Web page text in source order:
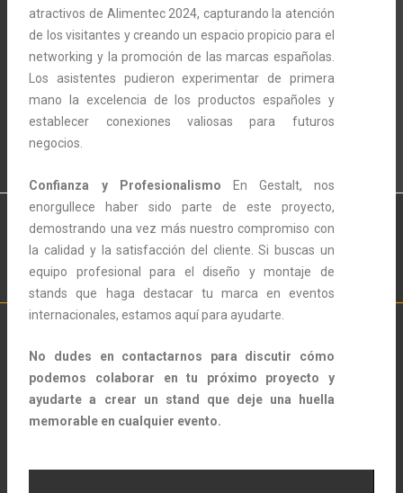
atractivos de Alimentec 2024, capturando la atención
de los visitantes y creando un espacio propicio para el
networking y la promoción de las marcas españolas.
Los asistentes pudieron experimentar de primera
mano la excelencia de los productos españoles y
establecer conexiones valiosas para futuros
negocios.
Confianza y Profesionalismo En Gestalt, nos
enorgullece haber sido parte de este proyecto,
demostrando una vez más nuestro compromiso con
la calidad y la satisfacción del cliente. Si buscas un
equipo profesional para el diseño y montaje de
stands que haga destacar tu marca en eventos
internacionales, estamos aquí para ayudarte.
No dudes en contactarnos para discutir cómo
podemos colaborar en tu próximo proyecto y
ayudarte a crear un stand que deje una huella
memorable en cualquier evento.